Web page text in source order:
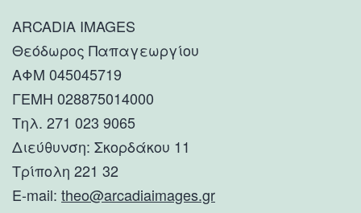
ARCADIA IMAGES
Θεόδωρος Παπαγεωργίου
ΑΦΜ 045045719
ΓΕΜΗ 028875014000
Τηλ. 271 023 9065
Διεύθυνση: Σκορδάκου 11
Τρίπολη 221 32
E-mail: theo@arcadiaimages.gr